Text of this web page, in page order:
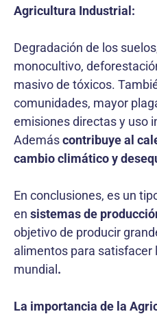
Agricultura Industrial:
Degradación de los
monocultivo,
masivo de tóxicos.
comunidades, mayor
emisiones directas y uso
Ademáscontribuye al
cambio climático y
En conclusiones, es un
en sistemas de
objetivo de producir
alimentos para satisfacer
mundial .
La importancia de la